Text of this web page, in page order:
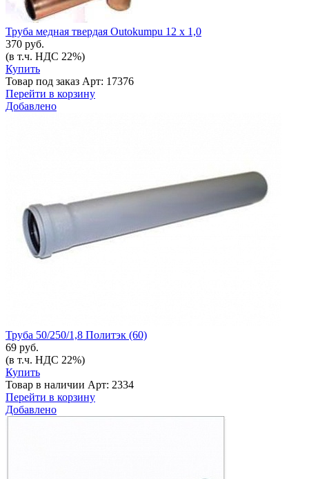
Труба медная твердая Outokumpu 12 x 1,0
370 руб.
(в т.ч. НДС 22%)
Купить
Товар под заказ Арт: 17376
Перейти в корзину
Добавлено
Труба 50/250/1,8 Политэк (60)
69 руб.
(в т.ч. НДС 22%)
Купить
Товар в наличии Арт: 2334
Перейти в корзину
Добавлено